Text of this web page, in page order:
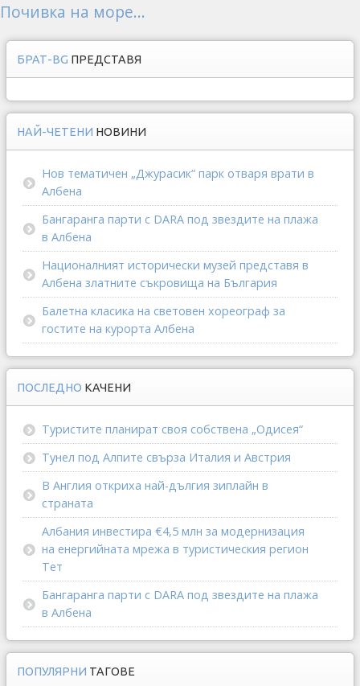
Почивка на море...
БРАТ-BG ПРЕДСТАВЯ
НАЙ-ЧЕТЕНИ НОВИНИ
Нов тематичен „Джурасик“ парк отваря врати в
Албена
Бангаранга парти с DARA под звездите на плажа
в Албена
Националният исторически музей представя в
Албена златните съкровища на България
Балетна класика на световен хореограф за
гостите на курорта Албена
ПОСЛЕДНО КАЧЕНИ
Туристите планират своя собствена „Одисея“
Тунел под Алпите свърза Италия и Австрия
В Англия откриха най-дългия зиплайн в
страната
Албания инвестира €4,5 млн за модернизация
на енергийната мрежа в туристическия регион
Тет
Бангаранга парти с DARA под звездите на плажа
в Албена
ПОПУЛЯРНИ ТАГОВЕ